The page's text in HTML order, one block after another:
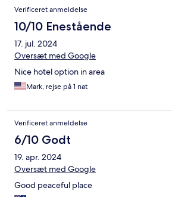
Verificeret anmeldelse
10/10 Enestående
17. jul. 2024
Oversæt med Google
Nice hotel option in area
Mark, rejse på 1 nat
Verificeret anmeldelse
6/10 Godt
19. apr. 2024
Oversæt med Google
Good peaceful place